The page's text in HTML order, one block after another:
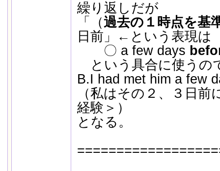
繰り返しだが
「（過去の１時点を基
日前」←という表現は
〇 a few days
という具合に使うの
B.I had met him a few
（私はその２、３日
経験＞）
となる。